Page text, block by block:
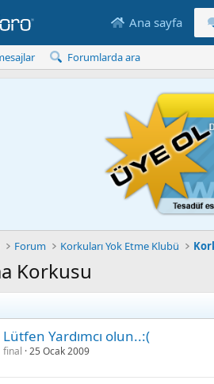
Ana sayfa
Forumlarda ara
Forum Korkuları Yok Etme Klubü
Korkusu
Lütfen Yardımcı olun..:(
final 25 Ocak 2009